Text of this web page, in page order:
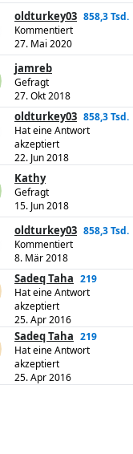
oldturkey03 858,3 Tsd.
Kommentiert
27. Mai 2020
jamreb
Gefragt
27. Okt 2018
oldturkey03 858,3 Tsd.
Hat eine Antwort
akzeptiert
22. Jun 2018
Kathy
Gefragt
15. Jun 2018
oldturkey03 858,3 Tsd.
Kommentiert
8. Mär 2018
Sadeq Taha 219
Hat eine Antwort
akzeptiert
25. Apr 2016
Sadeq Taha 219
Hat eine Antwort
akzeptiert
25. Apr 2016